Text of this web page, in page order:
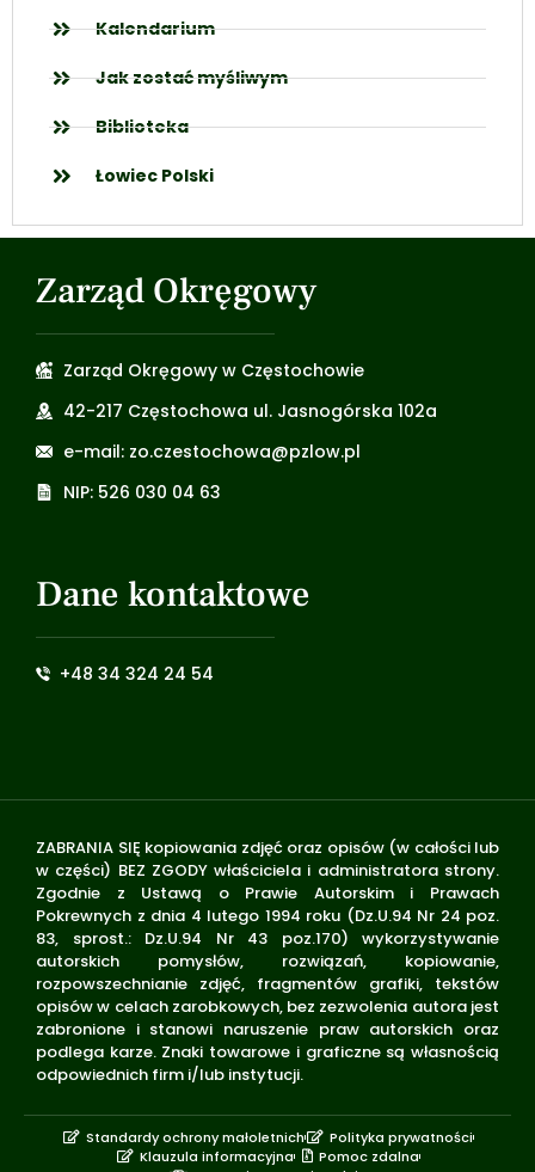
Kalendarium
Jak zostać myśliwym
Biblioteka
Łowiec Polski
Zarząd Okręgowy
Zarząd Okręgowy w Częstochowie
42-217 Częstochowa ul. Jasnogórska 102a
e-mail: zo.czestochowa@pzlow.pl
NIP: 526 030 04 63
Dane kontaktowe
+48 34 324 24 54
ZABRANIA SIĘ kopiowania zdjęć oraz opisów (w całości lub
w części) BEZ ZGODY właściciela i administratora strony.
Zgodnie z Ustawą o Prawie Autorskim i Prawach
Pokrewnych z dnia 4 lutego 1994 roku (Dz.U.94 Nr 24 poz.
83, sprost.: Dz.U.94 Nr 43 poz.170) wykorzystywanie
autorskich pomysłów, rozwiązań, kopiowanie,
rozpowszechnianie zdjęć, fragmentów grafiki, tekstów
opisów w celach zarobkowych, bez zezwolenia autora jest
zabronione i stanowi naruszenie praw autorskich oraz
podlega karze. Znaki towarowe i graficzne są własnością
odpowiednich firm i/lub instytucji.
Standardy ochrony małoletnich
Polityka prywatności
Klauzula informacyjna
Pomoc zdalna